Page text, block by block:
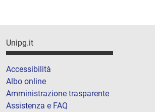
Unipg.it
Accessibilità
Albo online
Amministrazione trasparente
Assistenza e FAQ